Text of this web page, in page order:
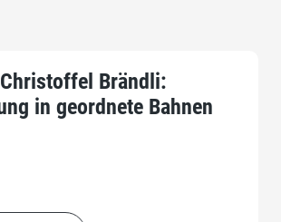
Brändli:
in geordnete Bahnen